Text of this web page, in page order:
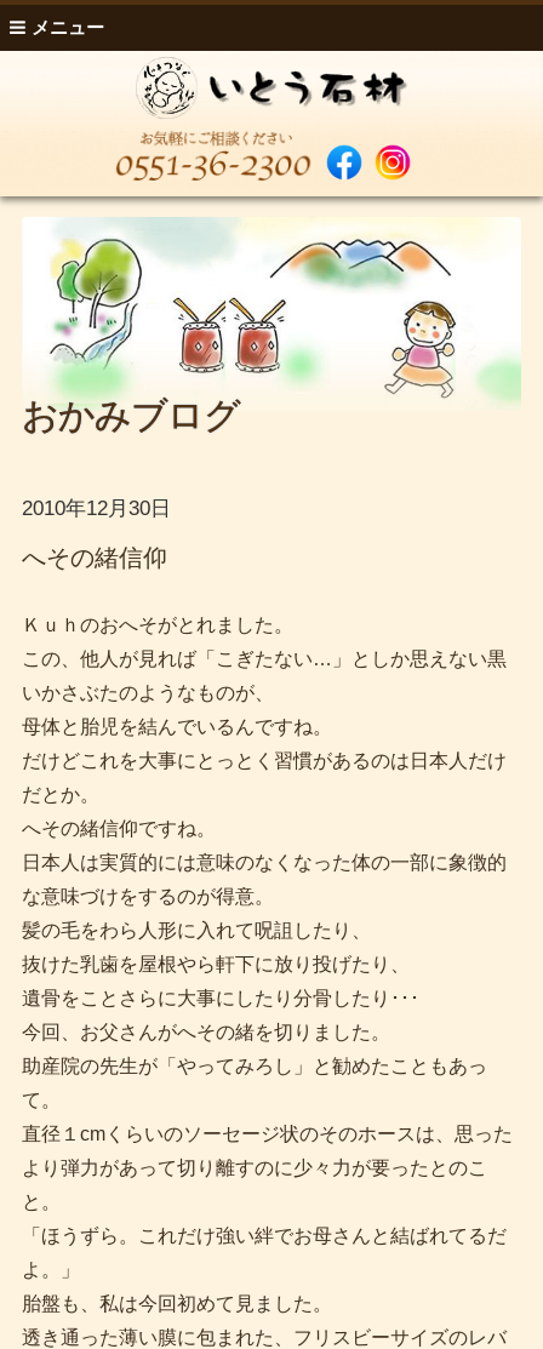
メニュー
おかみブログ
2010年12月30日
へその緒信仰
Ｋｕｈのおへそがとれました。
この、他人が見れば「こぎたない…」としか思えない黒
いかさぶたのようなものが、
母体と胎児を結んでいるんですね。
だけどこれを大事にとっとく習慣があるのは日本人だけ
だとか。
へその緒信仰ですね。
日本人は実質的には意味のなくなった体の一部に象徴的
な意味づけをするのが得意。
髪の毛をわら人形に入れて呪詛したり、
抜けた乳歯を屋根やら軒下に放り投げたり、
遺骨をことさらに大事にしたり分骨したり･･･
今回、お父さんがへその緒を切りました。
助産院の先生が「やってみろし」と勧めたこともあっ
て。
直径１cmくらいのソーセージ状のそのホースは、思った
より弾力があって切り離すのに少々力が要ったとのこ
と。
「ほうずら。これだけ強い絆でお母さんと結ばれてるだ
よ。」
胎盤も、私は今回初めて見ました。
透き通った薄い膜に包まれた、フリスビーサイズのレバ